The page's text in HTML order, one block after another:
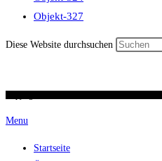
Objekt-327
Diese Website durchsuchen
Menu
Startseite